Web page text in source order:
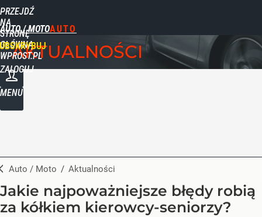
PRZEJDŹ
NA
STRONĘ
GŁÓWNĄ
WPROST.PL
AUTO / MOTO
ZALOGUJ
MENU
AKTUALNOŚCI
Auto / Moto / Aktualności
Jakie najpoważniejsze błędy robią
za kółkiem kierowcy-seniorzy?